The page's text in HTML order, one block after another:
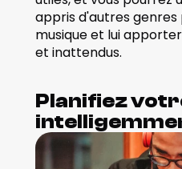
appris d'autres
musique et lui
et inattendus.
Planifiez